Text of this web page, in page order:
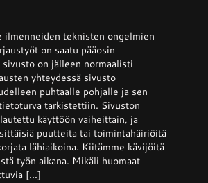
Yhteystiedot
ilmenneiden teknisten ongelmien
on saatu pääosin
sivusto on jälleen normaalisti
yhteydessä sivusto
puhtaalle pohjalle ja sen
tarkistettiin. Sivuston
käyttöön vaiheittain, ja
puutteita tai toimintahäiriöitä
lähiaikoina. Kiitämme kävijöitä
työn aikana. Mikäli huomaat
[...]